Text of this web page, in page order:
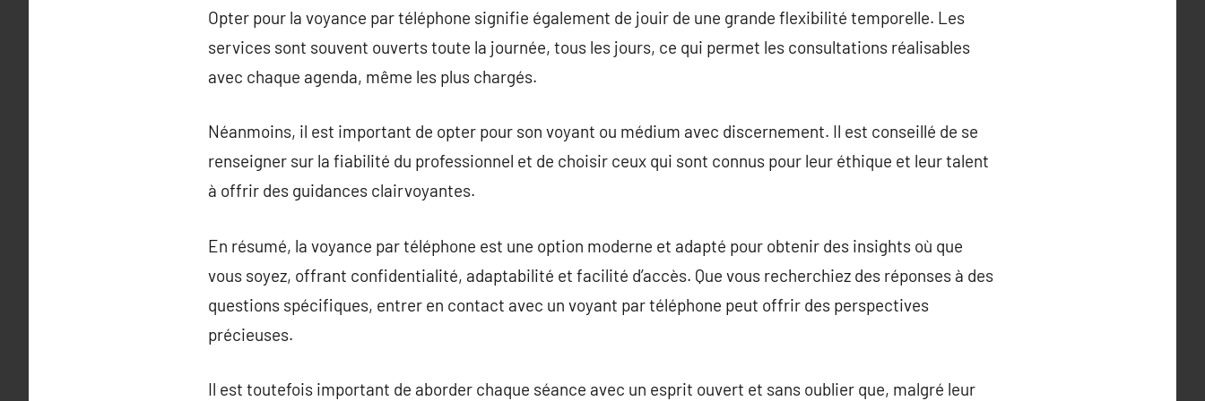
Opter pour la voyance par téléphone signifie également de jouir de une grande flexibilité temporelle. Les
services sont souvent ouverts toute la journée, tous les jours, ce qui permet les consultations réalisables
avec chaque agenda, même les plus chargés.
Néanmoins, il est important de opter pour son voyant ou médium avec discernement. Il est conseillé de se
renseigner sur la fiabilité du professionnel et de choisir ceux qui sont connus pour leur éthique et leur talent
à offrir des guidances clairvoyantes.
En résumé, la voyance par téléphone est une option moderne et adapté pour obtenir des insights où que
vous soyez, offrant confidentialité, adaptabilité et facilité d’accès. Que vous recherchiez des réponses à des
questions spécifiques, entrer en contact avec un voyant par téléphone peut offrir des perspectives
précieuses.
Il est toutefois important de aborder chaque séance avec un esprit ouvert et sans oublier que, malgré leur